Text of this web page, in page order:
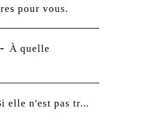
pour vous.
- À quelle
elle n'est pas tr...